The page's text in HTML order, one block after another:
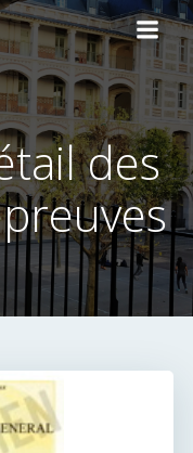
des